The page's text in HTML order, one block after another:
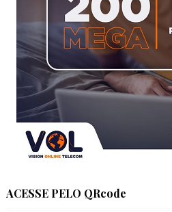
ACESSE PELO QRcode